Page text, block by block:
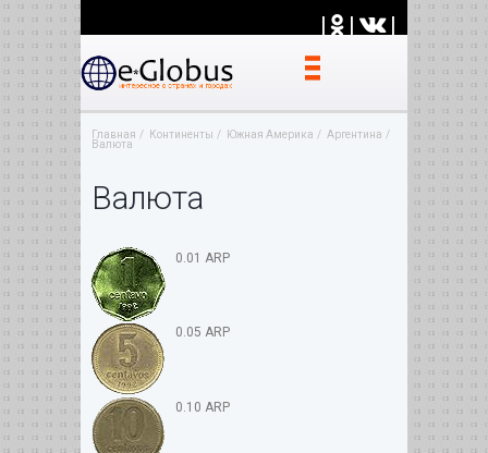
| | |
Главная Континенты Южная Америка
Аргентина
Валюта
Валюта
0.01 ARP
0.05 ARP
0.10 ARP